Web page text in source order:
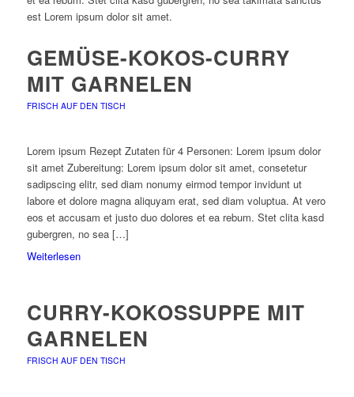
est Lorem ipsum dolor sit amet.
GEMÜSE-KOKOS-CURRY
MIT GARNELEN
FRISCH AUF DEN TISCH
Lorem ipsum Rezept Zutaten für 4 Personen: Lorem ipsum dolor
sit amet Zubereitung: Lorem ipsum dolor sit amet, consetetur
sadipscing elitr, sed diam nonumy eirmod tempor invidunt ut
labore et dolore magna aliquyam erat, sed diam voluptua. At vero
eos et accusam et justo duo dolores et ea rebum. Stet clita kasd
gubergren, no sea […]
Weiterlesen
CURRY-KOKOSSUPPE MIT
GARNELEN
FRISCH AUF DEN TISCH